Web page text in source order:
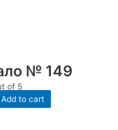
№ 149
of 5
Add to cart